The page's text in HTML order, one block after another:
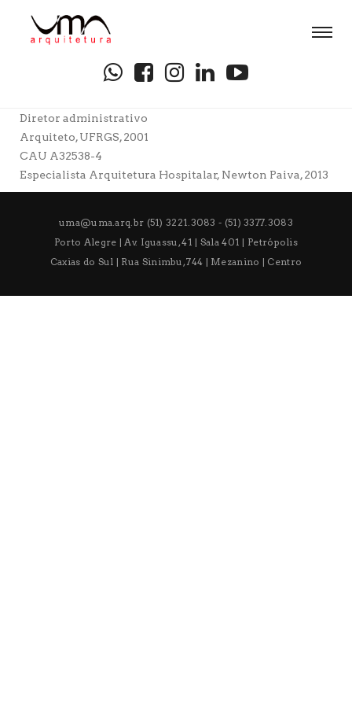
Diretor administrativo
Arquiteto, UFRGS, 2001
CAU A32538-4
Especialista Arquitetura Hospitalar, Newton Paiva, 2013
uma@uma.arq.br (51) 3221.3083 - (51) 3377.3083
Porto Alegre | Av. Iguassu, 41 | Sala 401 | Petrópolis
Caxias do Sul | Rua Sinimbu, 744 | Mezanino | Centro